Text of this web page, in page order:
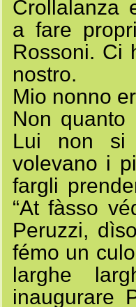
Crollalanza
a fare
Rossoni. Ci
nostro.
Mio nonno
Non quanto
Lui non si
volevano i
fargli
“At fàsso
Peruzzi,
fémo un
larghe
inaugurare